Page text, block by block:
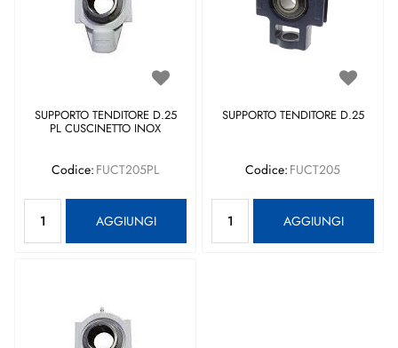
SUPPORTO TENDITORE D.25
PL CUSCINETTO INOX
Codice: FUCT205PL
AGGIUNGI
SUPPORTO TENDITORE D.25
Codice: FUCT205
AGGIUNGI